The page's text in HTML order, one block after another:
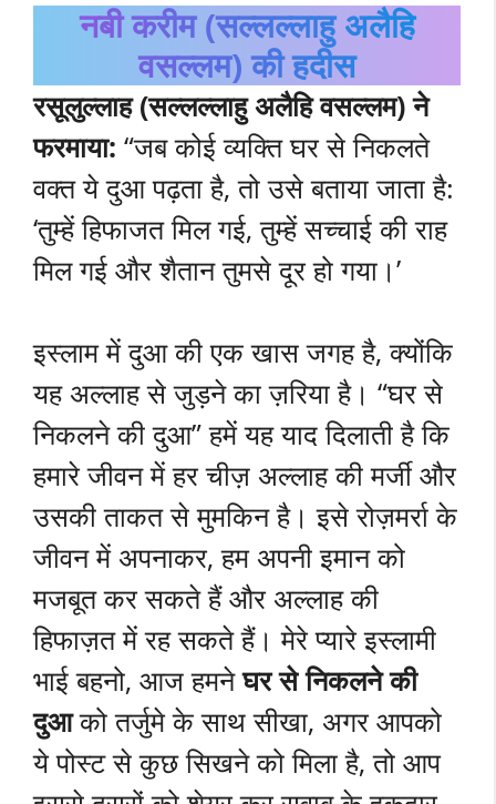
नबी करीम (सल्लल्लाहु अलैहि
वसल्लम) की हदीस
रसूलुल्लाह (सल्लल्लाहु अलैहि वसल्लम) ने
फरमाया: “जब कोई व्यक्ति घर से निकलते
वक्त ये दुआ पढ़ता है, तो उसे बताया जाता है:
‘तुम्हें हिफाजत मिल गई, तुम्हें सच्चाई की राह
मिल गई और शैतान तुमसे दूर हो गया।’
इस्लाम में दुआ की एक खास जगह है, क्योंकि
यह अल्लाह से जुड़ने का ज़रिया है। “घर से
निकलने की दुआ” हमें यह याद दिलाती है कि
हमारे जीवन में हर चीज़ अल्लाह की मर्जी और
उसकी ताकत से मुमकिन है। इसे रोज़मर्रा के
जीवन में अपनाकर, हम अपनी इमान को
मजबूत कर सकते हैं और अल्लाह की
हिफाज़त में रह सकते हैं। मेरे प्यारे इस्लामी
भाई बहनो, आज हमनेघर से निकलने की
दुआको तर्जुमे के साथ सीखा, अगर आपको
ये पोस्ट से कुछ सिखने को मिला है, तो आप